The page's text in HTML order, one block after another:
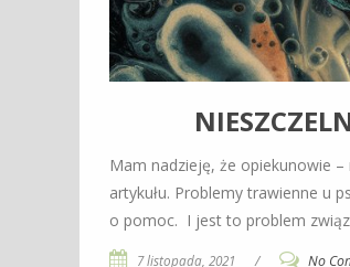
Mam nadzieję, że opiekunowie
artykułu. Problemy trawienne u
o pomoc. I jest to problem
7 listopada, 2021 / No